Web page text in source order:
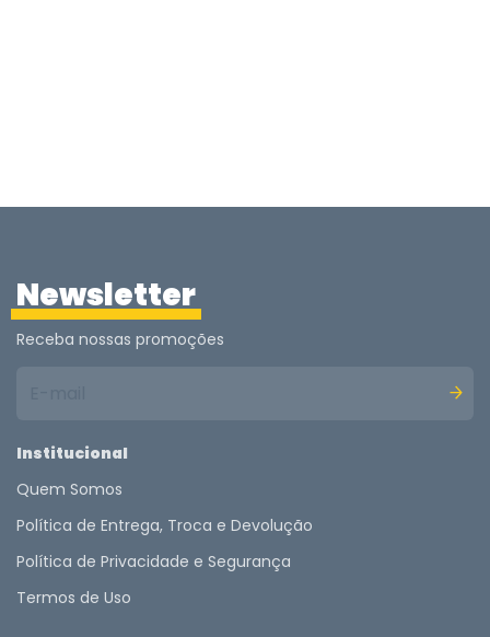
Newsletter
Receba nossas promoções
Institucional
Quem Somos
Política de Entrega, Troca e Devolução
Política de Privacidade e Segurança
Termos de Uso